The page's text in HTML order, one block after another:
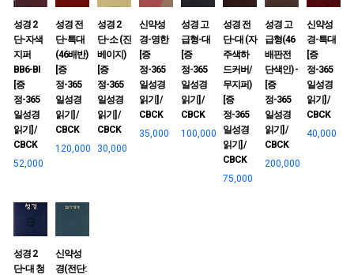
성경 2
단-자색
지퍼
BB6-BI
[증
정-365
일성경
읽기] /
CBCK
52,000
성경 전
단-특대
(46배반)
[증
정-365
일성경
읽기] /
CBCK
120,000
성경 2
단-소 (진
베이지)
[증
정-365
일성경
읽기] /
CBCK
30,000
신약성
경-영한
[증
정-365
일성경
읽기] /
CBCK
35,000
성경 고
급형-대
[증
정-365
일성경
읽기] /
CBCK
100,000
성경 전
단-대 (자
주색하
드커버/
무지퍼)
[증
정-365
일성경
읽기] /
CBCK
75,000
성경 고
급형(46
배판전
단색인) -
[증
정-365
일성경
읽기] /
CBCK
200,000
신약성
경-특대
[증
정-365
일성경
읽기] /
CBCK
40,000
성경 2
단-대 청
신약성
경(전단: